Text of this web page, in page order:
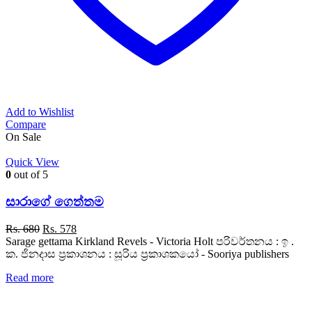
Add to Wishlist
Compare
On Sale
Quick View
0 out of 5
සාරාගේ ගෙත්තම
Rs.680 Original
price
was:
Rs. 578Current
price
is:
Sarage gettama Kirkland Revels - Victoria Holt පරිවර්තනය : ඉ .
ක. ජිනදාස ප්‍රකාශනය : සූරිය ප්‍රකාශකයෝ - Sooriya publishers
Read more